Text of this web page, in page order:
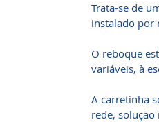
Trata-se de
instalado por
O reboque
variáveis, à
A carretinha
rede,